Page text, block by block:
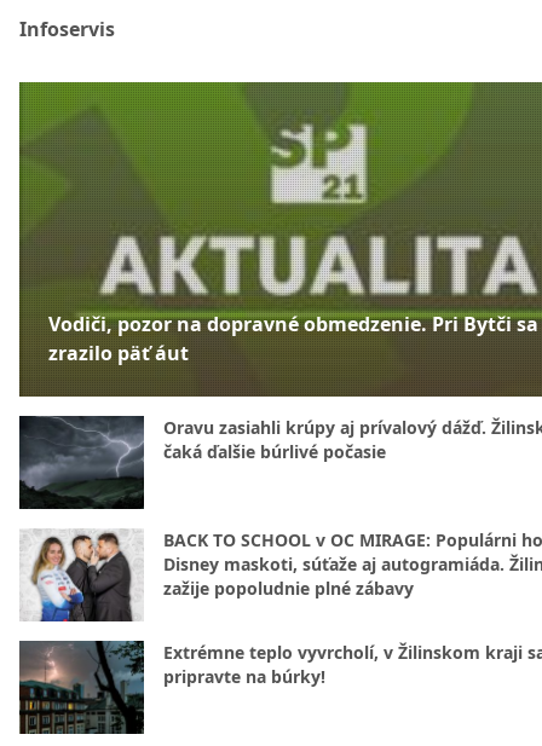
Infoservis
Vodiči, pozor na dopravné obmedzenie. Pri Bytči sa
zrazilo päť áut
Oravu zasiahli krúpy aj prívalový dážď.
čaká ďalšie búrlivé počasie
BACK TO SCHOOL v OC MIRAGE: Populárni
Disney maskoti, súťaže aj autogramiáda.
zažije popoludnie plné zábavy
Extrémne teplo vyvrcholí, v Žilinskom kraji
pripravte na búrky!